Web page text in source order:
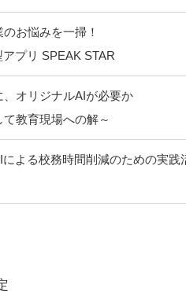
お悩みを一掃！
プリ SPEAK STAR
オリジナルAIが必要か
教育現場への解～
よる校務時間削減のための実践